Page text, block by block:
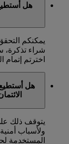
هل
يمكنكم
شراء
اخترتم إتمام
هل أستطيع
يتوقف ذلك
ولأسباب
المستخدمة